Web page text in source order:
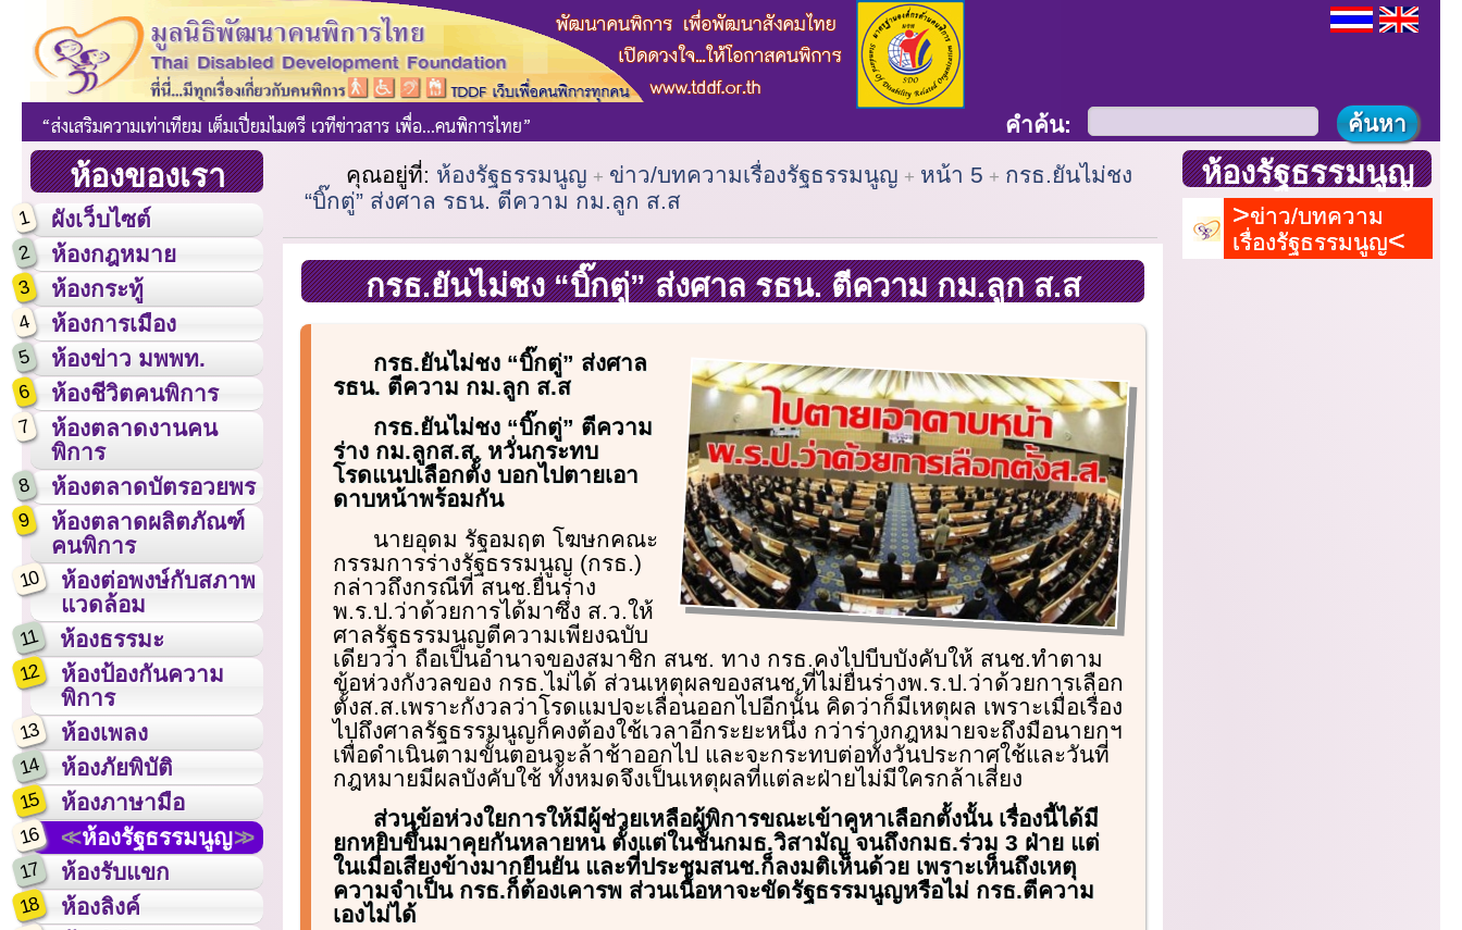
ห้องของเรา
1 ผังเว็บไซต์
2 ห้องกฎหมาย
3 ห้องกระทู้
4 ห้องการเมือง
5 ห้องข่าว มพพท.
6 ห้องชีวิตคนพิการ
7
ห้องตลาดงานคน
พิการ
8 ห้องตลาดบัตรอวยพร
9
ห้องตลาดผลิตภัณฑ์
คนพิการ
10
ห้องต่อพงษ์กับสภาพ
แวดล้อม
11 ห้องธรรมะ
12
ห้องป้องกันความ
พิการ
13 ห้องเพลง
14 ห้องภัยพิบัติ
15 ห้องภาษามือ
16 ห้องรัฐธรรมนูญ
17 ห้องรับแขก
18 ห้องลิงค์
คำค้น:
คุณอยู่ที่: ห้องรัฐธรรมนูญ ข่าว/บทความเรื่องรัฐธรรมนูญ หน้า 5
กรธ.ยันไม่ชง
“บิ๊กตู่” ส่งศาล รธน. ตีความ กม.ลูก ส.ส
กรธ.ยันไม่ชง “บิ๊กตู่” ส่งศาล รธน. ตีความ กม.ลูก ส.ส
กรธ.ยันไม่ชง “บิ๊กตู่” ส่งศาล
รธน. ตีความ กม.ลูก ส.ส
กรธ.ยันไม่ชง “บิ๊กตู่” ตีความ
ร่าง กม.ลูกส.ส. หวั่นกระทบ
โรดแนปเลือกตั้ง บอกไปตายเอา
ดาบหน้าพร้อมกัน
นายอุดม รัฐอมฤต โฆษกคณะ
กรรมการร่างรัฐธรรมนูญ (กรธ.)
กล่าวถึงกรณีที่ สนช.ยื่นร่าง
พ.ร.ป.ว่าด้วยการได้มาซึ่ง ส.ว.ให้
ศาลรัฐธรรมนูญตีความเพียงฉบับ
เดียวว่า ถือเป็นอำนาจของสมาชิก สนช. ทาง กรธ.คงไปบีบบังคับให้ สนช.ทำตาม
ข้อห่วงกังวลของ กรธ.ไม่ได้ ส่วนเหตุผลของสนช.ที่ไม่ยื่นร่างพ.ร.ป.ว่าด้วยการเลือก
ตั้งส.ส.เพราะกังวลว่าโรดแมปจะเลื่อนออกไปอีกนั้น คิดว่าก็มีเหตุผล เพราะเมื่อเรื่อง
ไปถึงศาลรัฐธรรมนูญก็คงต้องใช้เวลาอีกระยะหนึ่ง กว่าร่างกฎหมายจะถึงมือนายกฯ
เพื่อดำเนินตามขั้นตอนจะล้าช้าออกไป และจะกระทบต่อทั้งวันประกาศใช้และวันที่
กฎหมายมีผลบังคับใช้ ทั้งหมดจึงเป็นเหตุผลที่แต่ละฝ่ายไม่มีใครกล้าเสี่ยง
ส่วนข้อห่วงใยการให้มีผู้ช่วยเหลือผู้พิการขณะเข้าคูหาเลือกตั้งนั้น เรื่องนี้ได้มี
ยกหยิบขึ้นมาคุยกันหลายหน ตั้งแต่ในชั้นกมธ.วิสามัญ จนถึงกมธ.ร่วม 3 ฝ่าย แต่
ในเมื่อเสียงข้างมากยืนยัน และที่ประชุมสนช.ก็ลงมติเห็นด้วย เพราะเห็นถึงเหตุ
ความจำเป็น กรธ.ก็ต้องเคารพ ส่วนเนื้อหาจะขัดรัฐธรรมนูญหรือไม่ กรธ.ตีความ
เองไม่ได้
ห้องรัฐธรรมนูญ
ข่าว/บทความ
เรื่องรัฐธรรมนูญ